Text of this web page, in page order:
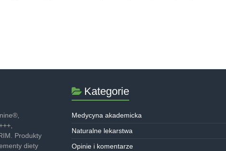
Produkty
diety
Kategorie
Medycyna akademicka
Naturalne lekarstwa
Opinie i komentarze